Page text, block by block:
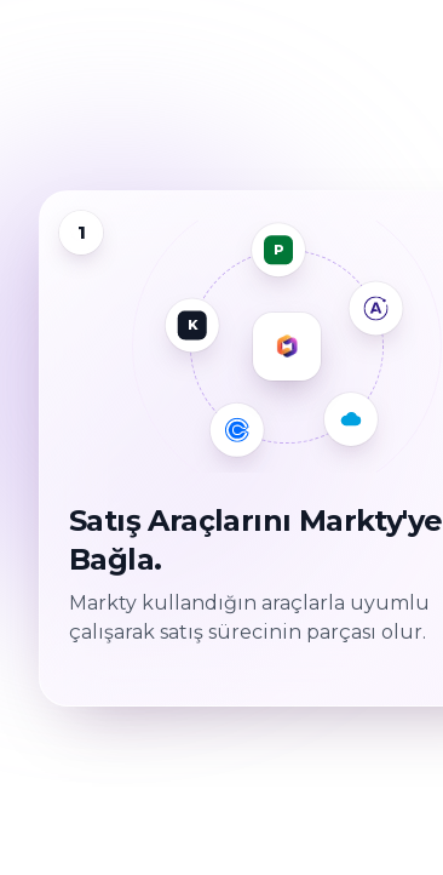
1
K
P
Satış Araçlarını Markty'ye
Bağla.
Markty kullandığın araçlarla uyumlu
çalışarak satış sürecinin parçası olur.